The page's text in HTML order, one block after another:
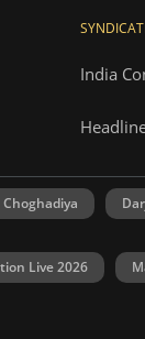
India
Choghadiya
Live 2026